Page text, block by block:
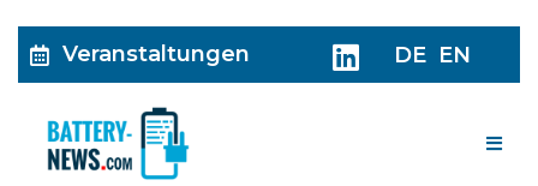
Veranstaltungen DE EN